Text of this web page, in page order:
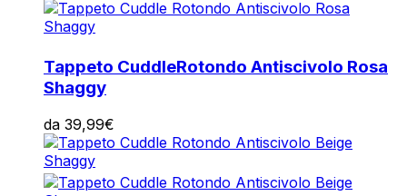
Tappeto CuddleRotondo Antiscivolo Rosa
Shaggy
da 39,99€